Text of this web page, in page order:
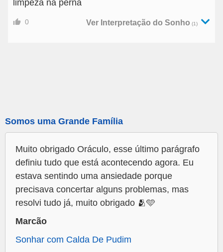
limpeza na perna
0 Ver Interpretação do Sonho (1)
Somos uma Grande Família
Muito obrigado Oráculo, esse último parágrafo
definiu tudo que está acontecendo agora. Eu
estava sentindo uma ansiedade porque
precisava concertar alguns problemas, mas
resolvi tudo já, muito obrigado 🫂🩵
Marcão
Sonhar com Calda De Pudim